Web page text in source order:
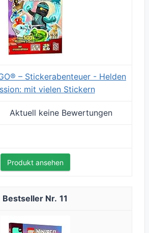
– Stickerabenteuer - Helden
mit vielen Stickern
Aktuell keine Bewertungen
Produkt ansehen
11